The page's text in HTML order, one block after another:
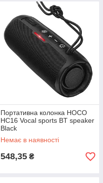
Портативна колонка HOCO
HC16 Vocal sports BT speaker
Black
Немає в наявності
548,35 ₴